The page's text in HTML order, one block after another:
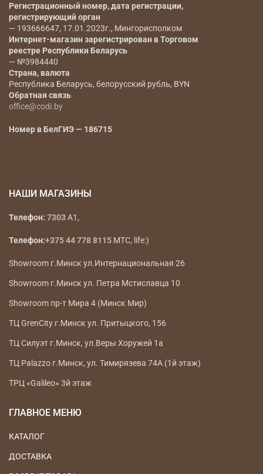
Регистрационный номер, дата регистрации,
регистрирующий орган
— 193666647, 17.01.2023г., Мингорисполком
Интернет-магазин зарегистрирован в Торговом
реестре Республики Беларусь
— №3984440
Страна, валюта
Республика Беларусь, белорусский рубль, BYN
Обратная связь
office@codi.by
Номер в БелГИЭ — 186715
НАШИ МАГАЗИНЫ
Телефон: 7303A1,
Телефон:+375 44 778 8115 МТС, life:)
Showroom г.Минск ул.Интернациональная 26
Showroom г.Минск ул. Петра Мстиславца 10
Showroom пр-т Мира 4 (Минск Мир)
ТЦ GrenCity г.Минск ул. Притыцкого, 156
ТЦ Силуэт г.Минск, ул.Веры Хоружей 1а
ТЦ Palazzo г.Минск, ул. Тимирязева 74А (1й этаж)
ТРЦ «Galileo» 3й этаж
ГЛАВНОЕ МЕНЮ
КАТАЛОГ
ДОСТАВКА